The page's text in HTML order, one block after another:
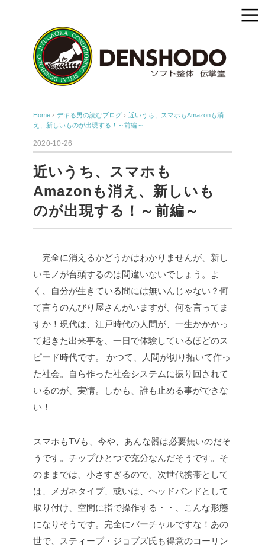
Home › デキる男の読むブログ › 近いうち、スマホもAmazonも消
え、新しいものが出現する！～前編～
2020-10-26
近いうち、スマホも
Amazonも消え、新しいも
のが出現する！～前編～
完全に消えるかどうかはわかりませんが、新し
いモノが台頭するのは間違いないでしょう。よ
く、自分が生きている間には無いんじゃない？何
て言うのんびり屋さんがいますが、何を言ってま
すか！現代は、江戸時代の人間が、一生かかかっ
て起きた出来事を、一日で体験しているほどのス
ピード時代です。 かつて、人間が切り拓いて作っ
た社会。自ら作った社会システムに振り回されて
いるのが、実情。しかも、誰も止める事ができな
い！
スマホもTVも、今や、あんな器は必要無いのだそ
うです。チップひとつで充分なんだそうです。そ
のままでは、小さすぎるので、次世代携帯として
は、メガネタイプ、或いは、ヘッドバンドとして
取り付け、空間に指で操作する・・、こんな形態
になりそうです。完全にバーチャルですな！あの
世で、スティーブ・ジョブズ氏も得意のコーリン